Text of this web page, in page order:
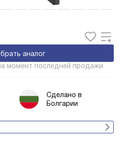
аналог
момент последней продажи
Сделано в
Болгарии